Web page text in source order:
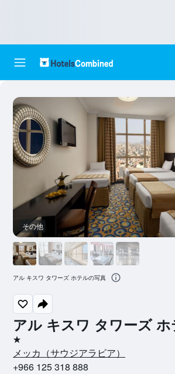
アル キスワ タワーズ
1つ星
メッカ​（サウジアラビア​）​
+966 125 318 888
その他
アル キスワ タワーズ ホテルの写真